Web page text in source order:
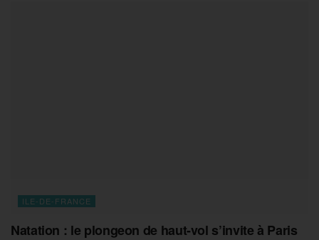
ILE-DE-FRANCE
Natation : le plongeon de haut-vol s’invite à Paris